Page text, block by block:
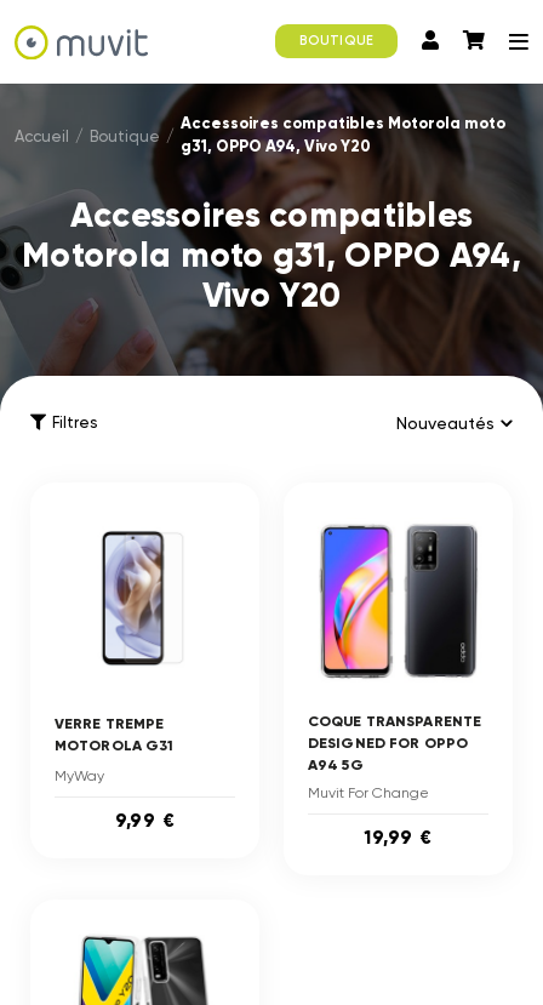
BOUTIQUE
Accueil / Boutique /
Accessoires compatibles Motorola moto
g31, OPPO A94, Vivo Y20
Accessoires compatibles
Motorola moto g31, OPPO A94,
Vivo Y20
Filtres
VERRE TREMPE
MOTOROLA G31
MyWay
9,99 €
COQUE TRANSPARENTE
DESIGNED FOR OPPO
A94 5G
Muvit For Change
19,99 €